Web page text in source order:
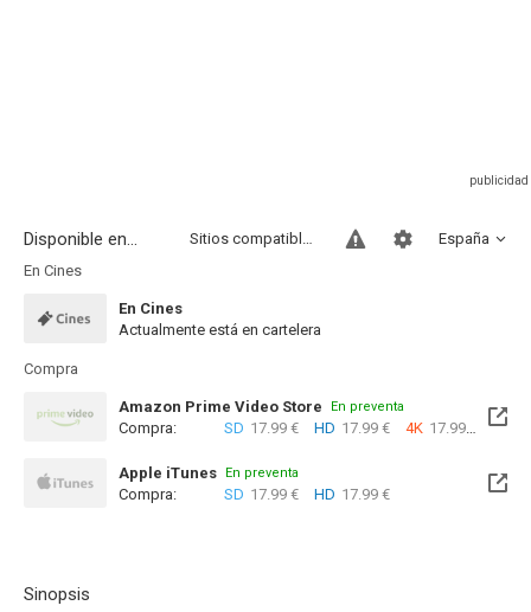
Disponible en... España
Sitios compatibles
En Cines
En Cines
Actualmente está en cartelera
Compra
Amazon Prime Video Store En preventa
Compra: SD 17.99 € HD 17.99 € 4K 17.99 €
Apple iTunes En preventa
Compra: SD 17.99 € HD 17.99 €
Sinopsis